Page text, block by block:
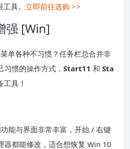
具。 立即前往选购 >>
强 [Win]
单各种不习惯？任务栏总合并非
惯的操作方式， Start11 和 Sta
具！
能与界面非常丰富，开始 / 右键
器都能修改，适合想恢复 Win 10